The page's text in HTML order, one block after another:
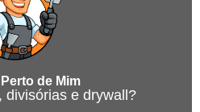
de Mim
divisórias e drywall?